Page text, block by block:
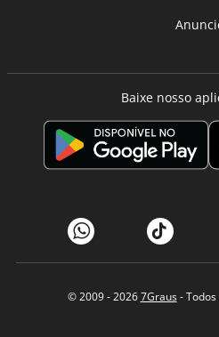
Baixe nosso
© 2009 - 20267Graus- Todos